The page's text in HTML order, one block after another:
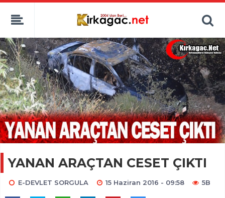
YANAN ARAÇTAN CESET ÇIKTI
E-DEVLET SORGULA 15 Haziran 2016 - 09:58 5B